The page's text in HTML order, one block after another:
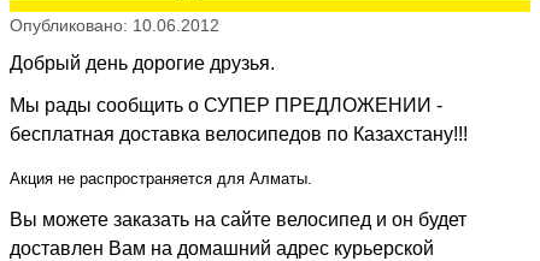
Опубликовано: 10.06.2012
Добрый день дорогие друзья.
Мы рады сообщить о СУПЕР ПРЕДЛОЖЕНИИ -
бесплатная доставка велосипедов по Казахстану!!!
Акция не распространяется для Алматы.
Вы можете заказать на сайте велосипед и он будет
доставлен Вам на домашний адрес курьерской